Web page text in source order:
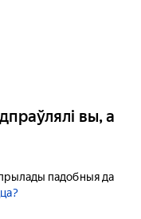
вы, а
падобныя да